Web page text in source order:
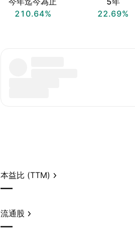
210.64%
22.69%
本益比 (TTM)
—
流通股
—